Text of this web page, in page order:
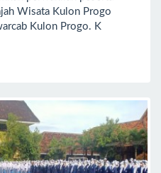
Wisata Kulon Progo
Kulon Progo. K